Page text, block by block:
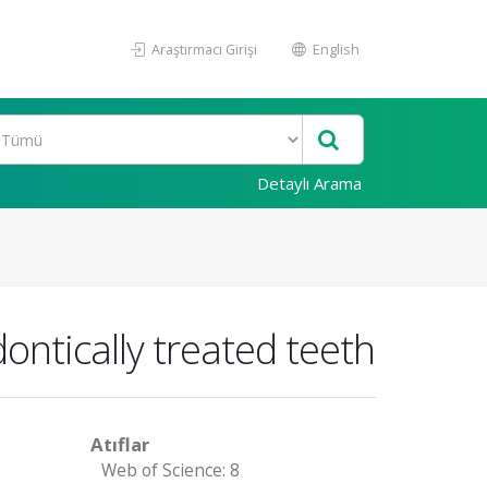
Araştırmacı Girişi English
Detaylı Arama
treated teeth
Atıflar
Web of Science: 8